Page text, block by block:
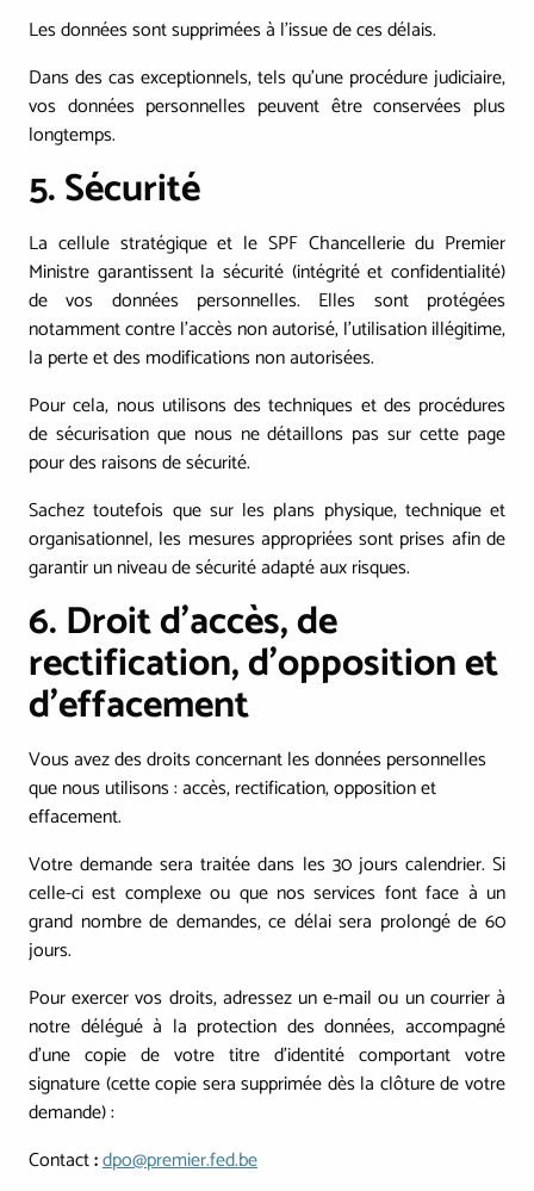
Les données sont supprimées à l'issue de ces délais.
Dans des cas exceptionnels, tels qu'une procédure judiciaire,
vos données personnelles peuvent être conservées plus
longtemps.
5. Sécurité
La cellule stratégique et le SPF Chancellerie du Premier
Ministre garantissent la sécurité (intégrité et confidentialité)
de vos données personnelles. Elles sont protégées
notamment contre l'accès non autorisé, l'utilisation illégitime,
la perte et des modifications non autorisées.
Pour cela, nous utilisons des techniques et des procédures
de sécurisation que nous ne détaillons pas sur cette page
pour des raisons de sécurité.
Sachez toutefois que sur les plans physique, technique et
organisationnel, les mesures appropriées sont prises afin de
garantir un niveau de sécurité adapté aux risques.
6. Droit d'accès, de
rectification, d’opposition et
d’effacement
Vous avez des droits concernant les données personnelles
que nous utilisons : accès, rectification, opposition et
effacement.
Votre demande sera traitée dans les 30 jours calendrier. Si
celle-ci est complexe ou que nos services font face à un
grand nombre de demandes, ce délai sera prolongé de 60
jours.
Pour exercer vos droits, adressez un e-mail ou un courrier à
notre délégué à la protection des données, accompagné
d’une copie de votre titre d’identité comportant votre
signature (cette copie sera supprimée dès la clôture de votre
demande) :
Contact:dpo@premier.fed.be